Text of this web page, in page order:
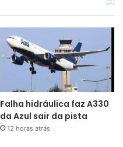
Falha hidráulica faz A330
da Azul sair da pista
12 horas atrás